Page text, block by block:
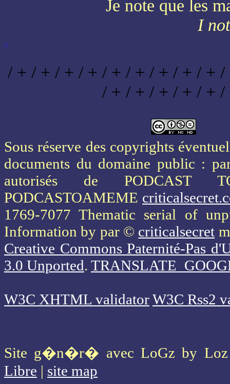
Je note que les
I
/ + / + / + / + / + / + / + / + / +
/ + / + / + / + / +
Sous réserve des copyrights
documents du domaine public :
autorisés de PODCAST
PODCASTOAMEME
1769-7077 Thematic serial of
Information by par © criticalsecret
Creative Commons Paternité-Pas
3.0 Unported.
W3C XHTML validatorW3C Rss2
Site g�n�r� avec LoGz by
Libre | site map